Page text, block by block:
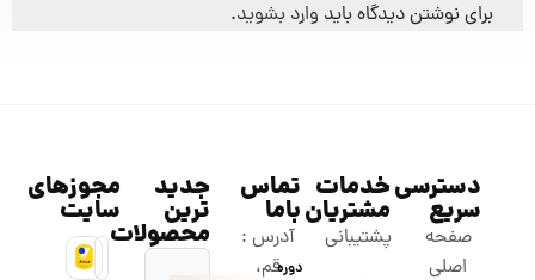
برای نوشتن دیدگاه باید وارد بشوید.
دسترسی
سریع
صفحه
اصلی
خدمات
مشتریان
پشتیبانی
تماس
باما
آدرس :
قم،
جدید
ترین
محصولات
دوره
مجوزهای
سایت